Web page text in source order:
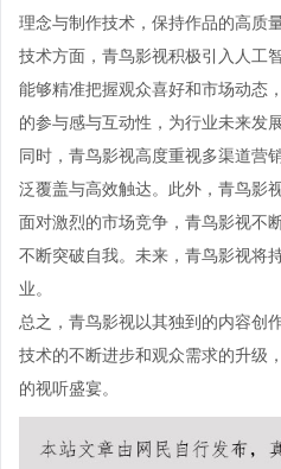
理念与制作技术，保持作品的高质
技术方面，青鸟影视积极引入人工
能够精准把握观众喜好和市场动态
的参与感与互动性，为行业未来发
同时，青鸟影视高度重视多渠道营
泛覆盖与高效触达。此外，青鸟影
面对激烈的市场竞争，青鸟影视不
不断突破自我。未来，青鸟影视将
业。
总之，青鸟影视以其独到的内容创
技术的不断进步和观众需求的升级
的视听盛宴。